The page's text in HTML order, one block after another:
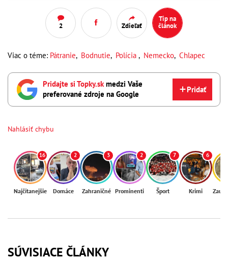
2 Zdieľať
Tip na
článok
Viac o téme: Pátranie, Bodnutie, Polícia , Nemecko, Chlapec
Pridajte si Topky.skmedzi Vaše
preferované zdroje na Google
Pridať
Nahlásiť chybu
16
Najčítanejšie
2
Domáce
3
Zahraničné
2
Prominenti
7
Šport
6
Krimi
SÚVISIACE ČLÁNKY